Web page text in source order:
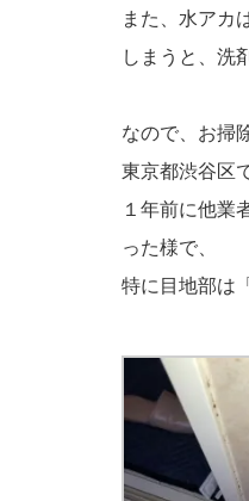
また、水アカ
しまうと、洗
なので、お掃
東京都渋谷区
１年前に他業
った様で、
特に目地部は